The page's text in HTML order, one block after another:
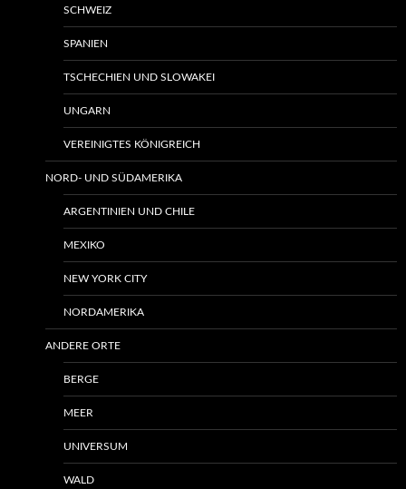
SCHWEIZ
SPANIEN
TSCHECHIEN UND SLOWAKEI
UNGARN
VEREINIGTES KÖNIGREICH
NORD- UND SÜDAMERIKA
ARGENTINIEN UND CHILE
MEXIKO
NEW YORK CITY
NORDAMERIKA
ANDERE ORTE
BERGE
MEER
UNIVERSUM
WALD